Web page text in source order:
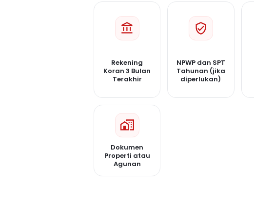
Rekening
Koran 3 Bulan
Terakhir
NPWP dan SPT
Tahunan (jika
diperlukan)
Dokumen
Properti atau
Agunan